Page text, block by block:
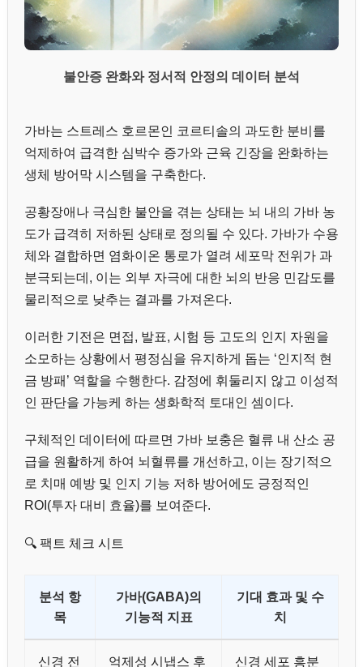
불안증 완화와 정서적 안정의 데이터 분석
가바는 스트레스 호르몬인 코르티솔의 과도한 분비를
억제하여 급격한 심박수 증가와 근육 긴장을 완화하는
생체 방어막 시스템을 구축한다.
공황장애나 극심한 불안을 겪는 상태는 뇌 내의 가바 농
도가 급격히 저하된 상태로 정의될 수 있다. 가바가 수용
체와 결합하면 염화이온 통로가 열려 세포막 전위가 과
분극되는데, 이는 외부 자극에 대한 뇌의 반응 민감도를
물리적으로 낮추는 결과를 가져온다.
이러한 기전은 면접, 발표, 시험 등 고도의 인지 자원을
소모하는 상황에서 평정심을 유지하게 돕는 ‘인지적 현
금 방패’ 역할을 수행한다. 감정에 휘둘리지 않고 이성적
인 판단을 가능케 하는 생화학적 토대인 셈이다.
구체적인 데이터에 따르면 가바 보충은 혈류 내 산소 공
급을 원활하게 하여 뇌혈류를 개선하고, 이는 장기적으
로 치매 예방 및 인지 기능 저하 방어에도 긍정적인
ROI(투자 대비 효율)를 보여준다.
🔍 팩트 체크 시트
분석 항
목
가바(GABA)의
기능적 지표
기대 효과 및 수
치
신경 전 억제성 시냅스 후 신경 세포 흥분